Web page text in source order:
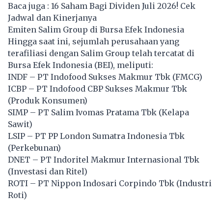
Baca juga : 16 Saham Bagi Dividen Juli 2026! Cek
Jadwal dan Kinerjanya
Emiten Salim Group di Bursa Efek Indonesia
Hingga saat ini, sejumlah perusahaan yang
terafiliasi dengan Salim Group telah tercatat di
Bursa Efek Indonesia (BEI), meliputi:
INDF – PT Indofood Sukses Makmur Tbk (FMCG)
ICBP – PT Indofood CBP Sukses Makmur Tbk
(Produk Konsumen)
SIMP – PT Salim Ivomas Pratama Tbk (Kelapa
Sawit)
LSIP – PT PP London Sumatra Indonesia Tbk
(Perkebunan)
DNET – PT Indoritel Makmur Internasional Tbk
(Investasi dan Ritel)
ROTI – PT Nippon Indosari Corpindo Tbk (Industri
Roti)